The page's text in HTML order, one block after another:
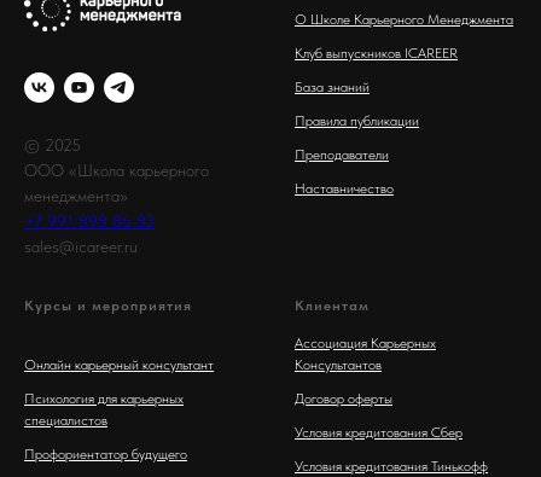
© 2025
ООО «Школа карьерного
менеджмента»
+7 991 898 86 83
sales@icareer.ru
О Школе Карьерного Менеджмента
Клуб выпускников ICAREER
База знаний
Правила публикации
Преподаватели
Наставничество
Курсы и мероприятия
Онлайн карьерный консультант
Психология для карьерных
специалистов
Профориентатор будущего
Клиентам
Ассоциация Карьерных
Консультантов
Договор оферты
Условия кредитования Сбер
Условия кредитования Тинькофф